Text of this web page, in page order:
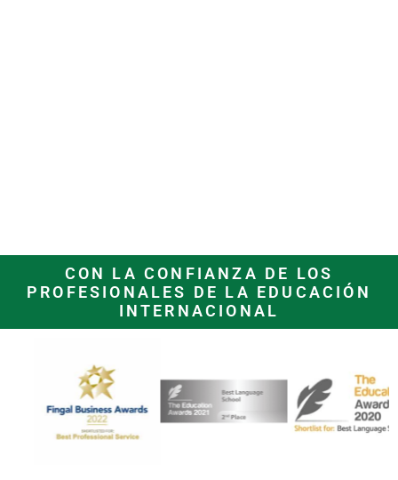
CON LA CONFIANZA DE LOS
PROFESIONALES DE LA EDUCACIÓN
INTERNACIONAL